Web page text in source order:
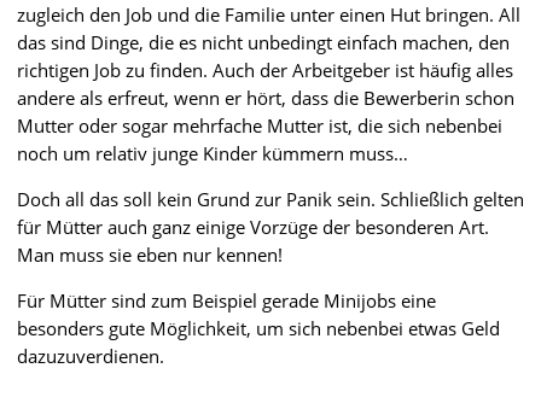
zugleich den Job und die Familie unter einen Hut bringen. All
das sind Dinge, die es nicht unbedingt einfach machen, den
richtigen Job zu finden. Auch der Arbeitgeber ist häufig alles
andere als erfreut, wenn er hört, dass die Bewerberin schon
Mutter oder sogar mehrfache Mutter ist, die sich nebenbei
noch um relativ junge Kinder kümmern muss…
Doch all das soll kein Grund zur Panik sein. Schließlich gelten
für Mütter auch ganz einige Vorzüge der besonderen Art.
Man muss sie eben nur kennen!
Für Mütter sind zum Beispiel gerade Minijobs eine
besonders gute Möglichkeit, um sich nebenbei etwas Geld
dazuzuverdienen.